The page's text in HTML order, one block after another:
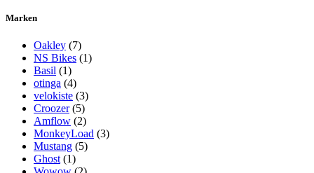
Marken
Oakley (7)
NS Bikes (1)
Basil (1)
otinga (4)
velokiste (3)
Croozer (5)
Amflow (2)
MonkeyLoad (3)
Mustang (5)
Ghost (1)